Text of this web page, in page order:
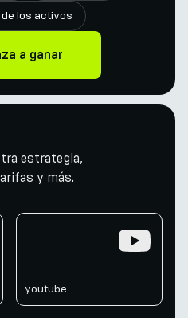
los activos
a ganar
estrategia,
y más.
youtube